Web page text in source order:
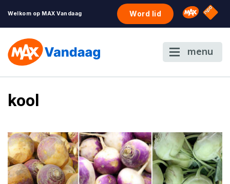
Welkom op MAX Vandaag Word lid Omroep
NPO
menu
kool